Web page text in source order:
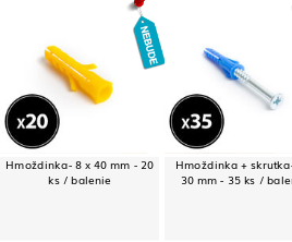
Hmoždinka- 8 x 40 mm - 20
ks / balenie
Hmoždinka +
30 mm - 35 ks /